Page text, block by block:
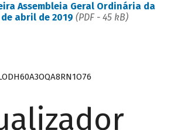
Assembleia Geral Ordinária da
abril de 2019 (PDF - 45 kB)